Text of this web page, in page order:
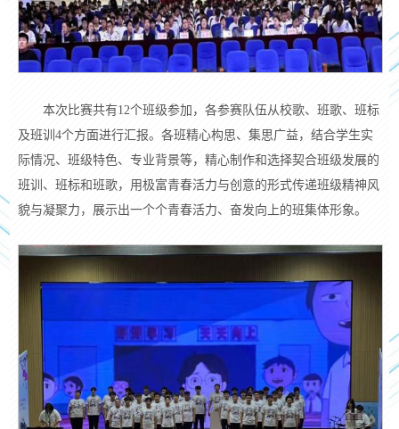
本次比赛共有12个班级参加，各参赛队伍从校歌、班歌、班标
及班训4个方面进行汇报。各班精心构思、集思广益，结合学生实
际情况、班级特色、专业背景等，精心制作和选择契合班级发展的
班训、班标和班歌，用极富青春活力与创意的形式传递班级精神风
貌与凝聚力，展示出一个个青春活力、奋发向上的班集体形象。